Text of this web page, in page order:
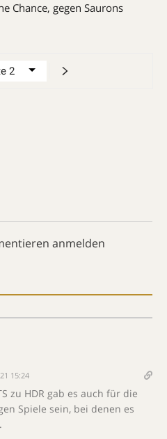
Chance, gegen Saurons
anmelden
15:24
zu HDR gab es auch für die
Spiele sein, bei denen es